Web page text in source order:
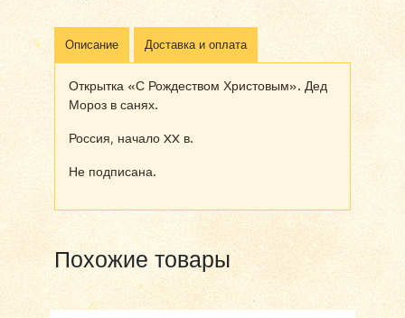
Описание Доставка и оплата
Открытка «С Рождеством Христовым». Дед
Мороз в санях.
Россия, начало XX в.
Не подписана.
Похожие товары